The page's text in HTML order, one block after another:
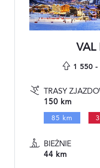
VAL
1 550
TRASY
150 km
85 km
BIEŻNIE
44 km